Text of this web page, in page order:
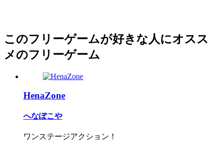
このフリーゲームが好きな人にオスス
メのフリーゲーム
HenaZone
へなぽこや
ワンステージアクション！